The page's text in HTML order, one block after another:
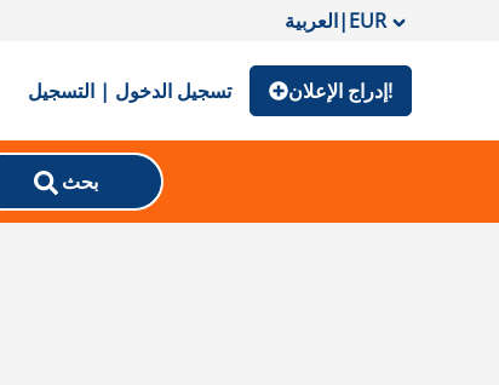
العربية|EUR
تسجيل الدخول | التسجيل إدراج الإعلان!
بحث